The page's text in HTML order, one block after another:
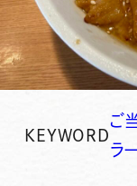
KEYWORD
ご
ラ